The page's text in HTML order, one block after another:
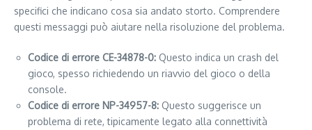
specifici che indicano cosa sia andato storto. Comprendere
questi messaggi può aiutare nella risoluzione del problema.
Codice di errore CE-34878-0: Questo indica un crash del
gioco, spesso richiedendo un riavvio del gioco o della
console.
Codice di errore NP-34957-8: Questo suggerisce un
problema di rete, tipicamente legato alla connettività